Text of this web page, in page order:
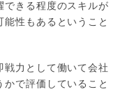
できる程度のスキルが
性もあるということ
力として働いて会社
で評価していること